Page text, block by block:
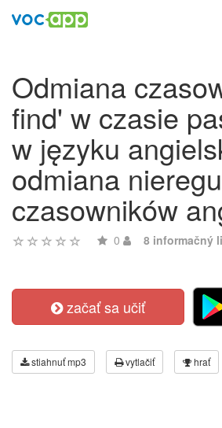
Odmiana
find' w czasie
w języku
odmiana
czasowników
0 8 informačný
začať sa učiť
stiahnuť mp3 vytlačiť hrať